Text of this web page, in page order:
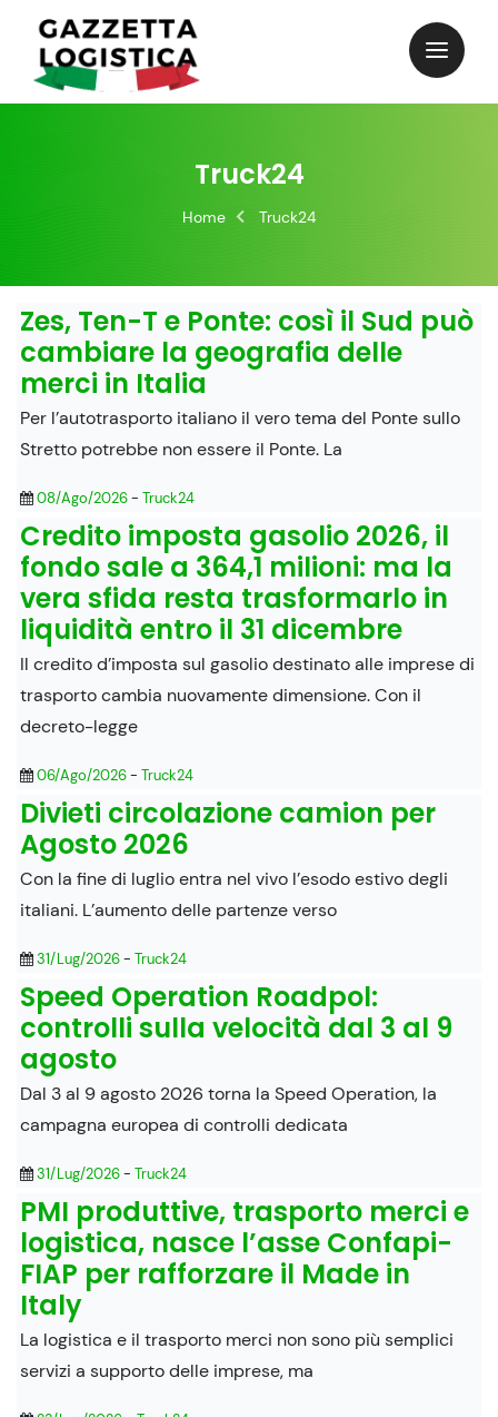
content
Truck24
Home Truck24
Zes, Ten-T e Ponte: così il Sud può
cambiare la geografia delle
merci in Italia
Per l’autotrasporto italiano il vero tema del Ponte sullo
Stretto potrebbe non essere il Ponte. La
08/Ago/2026- Truck24
Credito imposta gasolio 2026, il
fondo sale a 364,1 milioni: ma la
vera sfida resta trasformarlo in
liquidità entro il 31 dicembre
Il credito d’imposta sul gasolio destinato alle imprese di
trasporto cambia nuovamente dimensione. Con il
decreto-legge
06/Ago/2026- Truck24
Divieti circolazione camion per
Agosto 2026
Con la fine di luglio entra nel vivo l’esodo estivo degli
italiani. L’aumento delle partenze verso
31/Lug/2026- Truck24
Speed Operation Roadpol:
controlli sulla velocità dal 3 al 9
agosto
Dal 3 al 9 agosto 2026 torna la Speed Operation, la
campagna europea di controlli dedicata
31/Lug/2026- Truck24
PMI produttive, trasporto merci e
logistica, nasce l’asse Confapi-
FIAP per rafforzare il Made in
Italy
La logistica e il trasporto merci non sono più semplici
servizi a supporto delle imprese, ma